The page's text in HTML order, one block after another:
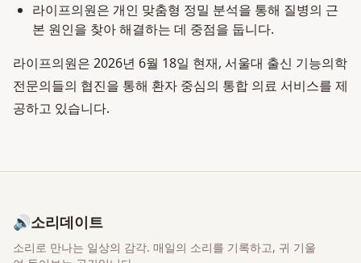
라이프의원은 개인 맞춤형 정밀 분석을 통해 질병의 근
본 원인을 찾아 해결하는 데 중점을 둡니다.
라이프의원은 2026년 6월 18일 현재, 서울대 출신 기능의학
전문의들의 협진을 통해 환자 중심의 통합 의료 서비스를 제
공하고 있습니다.
🔊소리데이트
소리로 만나는 일상의 감각. 매일의 소리를 기록하고, 귀 기울